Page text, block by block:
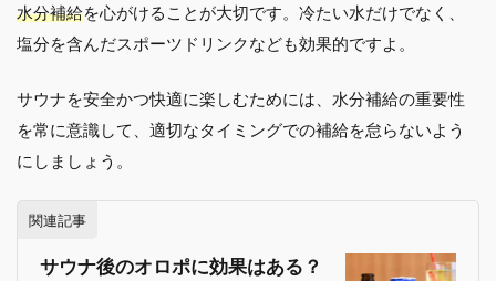
水分補給を心がけることが大切です。冷たい水だけでなく、
塩分を含んだスポーツドリンクなども効果的ですよ。
サウナを安全かつ快適に楽しむためには、水分補給の重要性
を常に意識して、適切なタイミングでの補給を怠らないよう
にしましょう。
関連記事
サウナ後のオロポに効果はある？